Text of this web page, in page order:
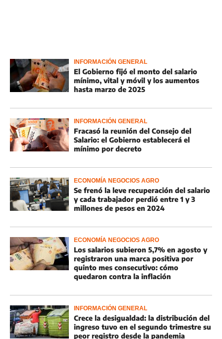
INFORMACIÓN GENERAL
El Gobierno fijó el monto del salario
mínimo, vital y móvil y los aumentos
hasta marzo de 2025
INFORMACIÓN GENERAL
Fracasó la reunión del Consejo del
Salario: el Gobierno establecerá el
mínimo por decreto
ECONOMÍA NEGOCIOS AGRO
Se frenó la leve recuperación del salario
y cada trabajador perdió entre 1 y 3
millones de pesos en 2024
ECONOMÍA NEGOCIOS AGRO
Los salarios subieron 5,7% en agosto y
registraron una marca positiva por
quinto mes consecutivo: cómo
quedaron contra la inflación
INFORMACIÓN GENERAL
Crece la desigualdad: la distribución del
ingreso tuvo en el segundo trimestre su
peor registro desde la pandemia